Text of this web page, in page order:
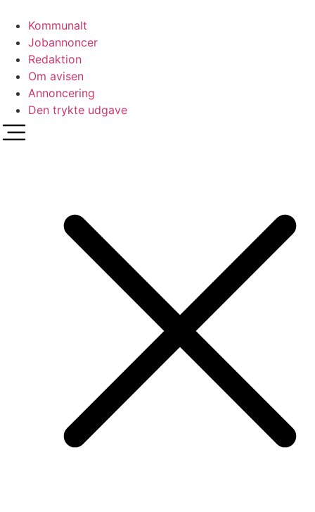
indhold
Kommunalt
Jobannoncer
Redaktion
Om avisen
Annoncering
Den trykte udgave